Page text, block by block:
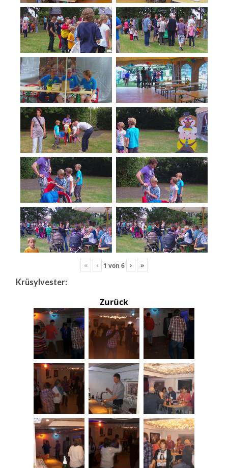
« ‹ 1 von 6 › »
Krüsylvester:
Zurück